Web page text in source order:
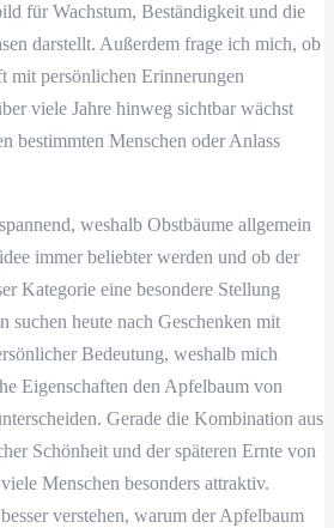
für Wachstum, Beständigkeit und die
darstellt. Außerdem frage ich mich, ob
mit persönlichen Erinnerungen
viele Jahre hinweg sichtbar wächst
bestimmten Menschen oder Anlass
weshalb Obstbäume allgemein
immer beliebter werden und ob der
Kategorie eine besondere Stellung
suchen heute nach Geschenken mit
Bedeutung, weshalb mich
Eigenschaften den Apfelbaum von
Gerade die Kombination aus
Schönheit und der späteren Ernte von
Menschen besonders attraktiv.
verstehen, warum der Apfelbaum